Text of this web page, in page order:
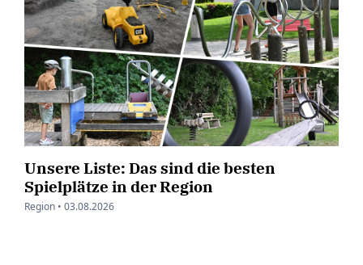
Unsere Liste: Das sind die besten
Spielplätze in der Region
Region • 03.08.2026